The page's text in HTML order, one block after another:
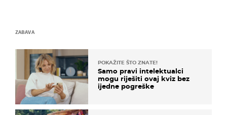
ZABAVA
POKAŽITE ŠTO ZNATE!
Samo pravi intelektualci
mogu riješiti ovaj kviz bez
ijedne pogreške